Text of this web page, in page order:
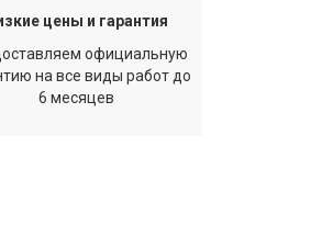
цены и гарантия
официальную
на все виды работ до
6 месяцев